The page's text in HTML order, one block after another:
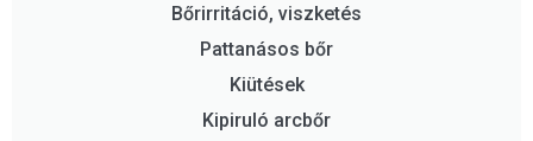
Bőrirritáció, viszketés
Pattanásos bőr
Kiütések
Kipiruló arcbőr